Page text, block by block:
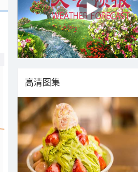
20时 21时 22时 23时 00时
26°C 26°C 25°C
高清图集